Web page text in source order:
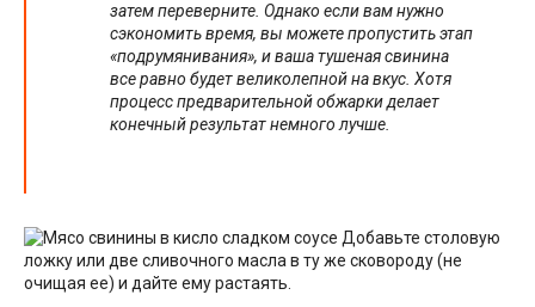
затем переверните. Однако если вам нужно
сэкономить время, вы можете пропустить этап
«подрумянивания», и ваша тушеная свинина
все равно будет великолепной на вкус. Хотя
процесс предварительной обжарки делает
конечный результат немного лучше.
Добавьте столовую
ложку или две сливочного масла в ту же сковороду (не
очищая ее) и дайте ему растаять.